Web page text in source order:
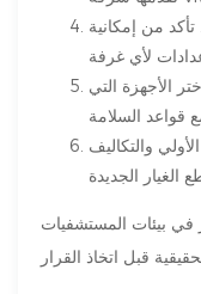
من إمكانية
الأجهزة التي
والتكاليف
بيئات المستشفيات